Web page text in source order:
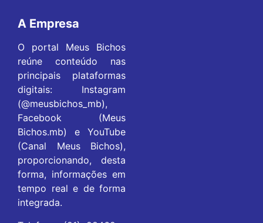
A Empresa
O portal Meus Bichos
reúne conteúdo nas
principais plataformas
digitais: Instagram
(@meusbichos_mb),
Facebook (Meus
Bichos.mb) e YouTube
(Canal Meus Bichos),
proporcionando, desta
forma, informações em
tempo real e de forma
integrada.